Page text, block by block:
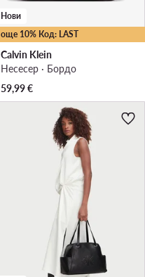
още 10% Код: LAST
Нови
Calvin Klein
Несесер · Бордо
59,99€